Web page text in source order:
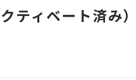
ティベート済み